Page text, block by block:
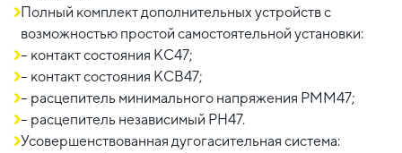
Полный комплект дополнительных устройств с
возможностью простой самостоятельной установки:
– контакт состояния КС47;
– контакт состояния КСВ47;
– расцепитель минимального напряжения РММ47;
– расцепитель независимый РН47.
Усовершенствованная дугогасительная система: